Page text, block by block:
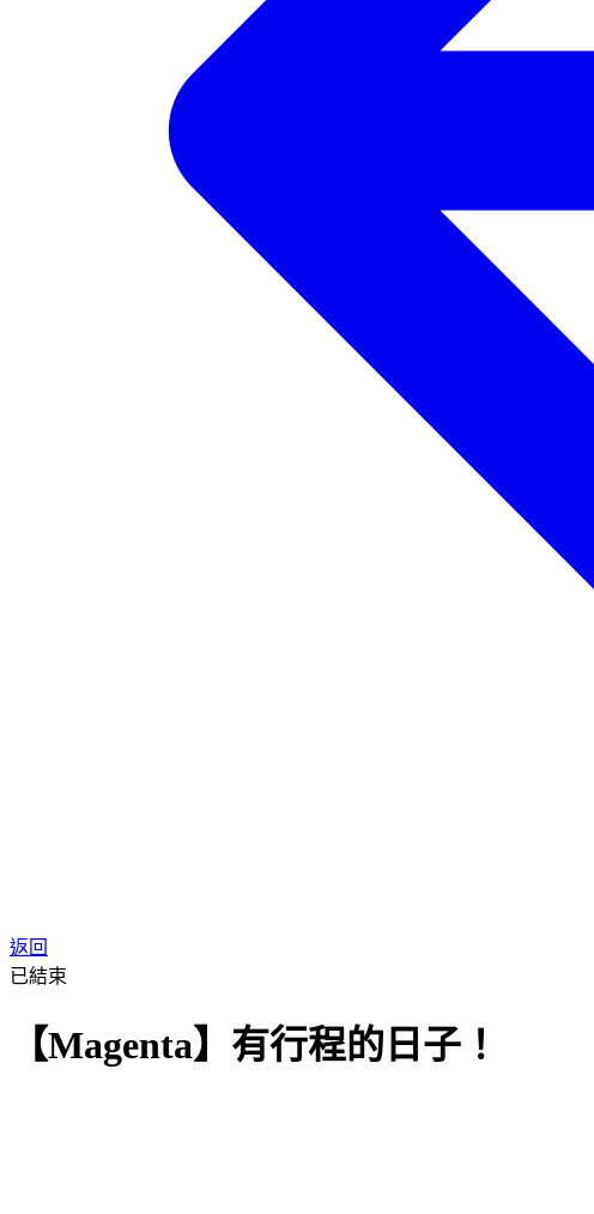
返回
已結束
【Magenta】有行程的日子！